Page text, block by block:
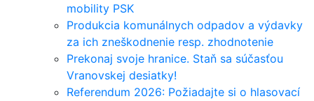
mobility PSK
Produkcia komunálnych odpadov a výdavky
za ich zneškodnenie resp. zhodnotenie
Prekonaj svoje hranice. Staň sa súčasťou
Vranovskej desiatky!
Referendum 2026: Požiadajte si o hlasovací